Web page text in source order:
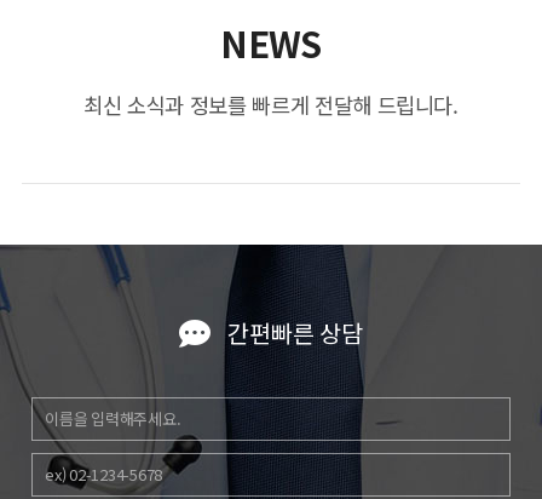
NEWS
최신 소식과 정보를 빠르게 전달해 드립니다.
간편빠른 상담